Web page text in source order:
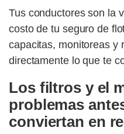
Tus conductores son la
costo de tu seguro de
capacitas, monitoreas y
directamente lo que te
Los filtros y el
problemas
conviertan en